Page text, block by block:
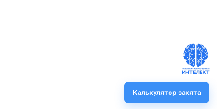
Калькулятор закята